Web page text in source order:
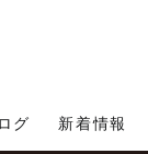
グ 新着情報